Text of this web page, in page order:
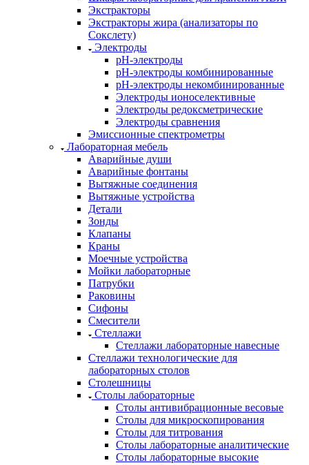
Экстракторы
Экстракторы жира (анализаторы по
Сокслету)
Электроды
рН-электроды
рН-электроды комбинированные
рН-электроды некомбинированные
Электроды ионоселективные
Электроды редоксметрические
Электроды сравнения
Эмиссионные спектрометры
Лабораторная мебель
Аварийные души
Аварийные фонтаны
Вытяжные соединения
Вытяжные устройства
Детали
Зонды
Клапаны
Краны
Моечные устройства
Мойки лабораторные
Патрубки
Раковины
Сифоны
Смесители
Стеллажи
Стеллажи лабораторные навесные
Стеллажи технологические для
лабораторных столов
Столешницы
Столы лабораторные
Столы антивибрационные весовые
Столы для микроскопирования
Столы для титрования
Столы лабораторные аналитические
Столы лабораторные высокие